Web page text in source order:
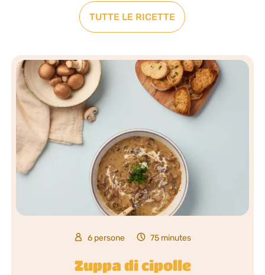
TUTTE LE RICETTE
6 persone 75 minutes
Zuppa di cipolle